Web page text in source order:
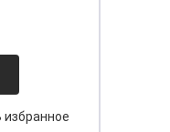
избранное